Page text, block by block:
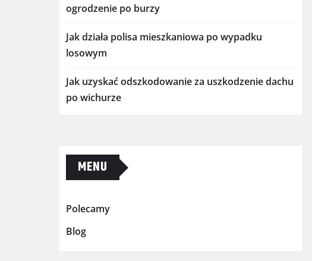
ogrodzenie po burzy
Jak działa polisa mieszkaniowa po wypadku
losowym
Jak uzyskać odszkodowanie za uszkodzenie dachu
po wichurze
MENU
Polecamy
Blog